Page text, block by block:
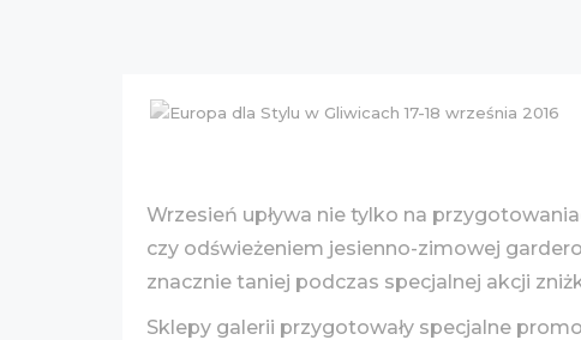
Wrzesień upływa nie tylko na
czy odświeżeniem jesienno-zimowej
znacznie taniej podczas specjalnej akcji
Sklepy galerii przygotowały specjalne